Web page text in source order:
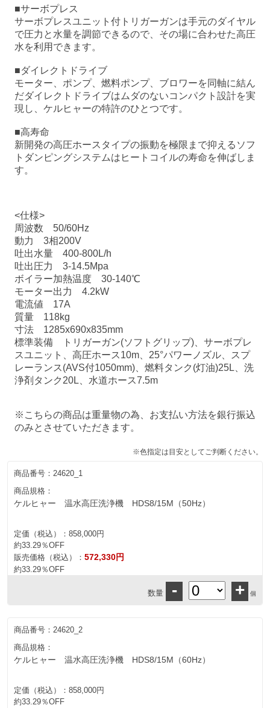
■サーボプレス
サーボプレスユニット付トリガーガンは手元のダイヤル
で圧力と水量を調節できるので、その場に合わせた高圧
水を利用できます。
■ダイレクトドライブ
モーター、ポンプ、燃料ポンプ、ブロワーを同軸に結ん
だダイレクトドライブはムダのないコンパクト設計を実
現し、ケルヒャーの特許のひとつです。
■高寿命
新開発の高圧ホースタイプの振動を極限まで抑えるソフ
トダンピングシステムはヒートコイルの寿命を伸ばしま
す。
<仕様>
周波数 50/60Hz
動力 3相200V
吐出水量 400-800L/h
吐出圧力 3-14.5Mpa
ボイラー加熱温度 30-140℃
モーター出力 4.2kW
電流値 17A
質量 118kg
寸法 1285x690x835mm
標準装備 トリガーガン(ソフトグリップ)、サーボプレ
スユニット、高圧ホース10m、25°パワーノズル、スプ
レーランス(AVS付1050mm)、燃料タンク(灯油)25L、洗
浄剤タンク20L、水道ホース7.5m
※こちらの商品は重量物の為、お支払い方法を銀行振込
のみとさせていただきます。
※色指定は目安としてご判断ください。
商品番号： 24620_1
商品規格：
ケルヒャー 温水高圧洗浄機 HDS8/15M（50Hz）
定価（税込）： 858,000円
約33.29％OFF
販売価格（税込）： 572,330円
約33.29％OFF
数量 - + 個
商品番号： 24620_2
商品規格：
ケルヒャー 温水高圧洗浄機 HDS8/15M（60Hz）
定価（税込）： 858,000円
約33.29％OFF